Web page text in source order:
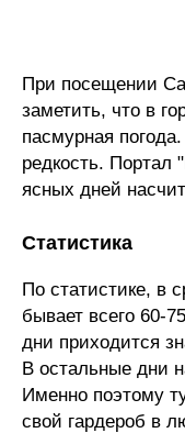
При посещении
заметить, что в
пасмурная
редкость. Портал
ясных дней
Статистика
По статистике, в
бывает всего 60-
дни приходится
В остальные дни
Именно поэтому
свой гардероб в